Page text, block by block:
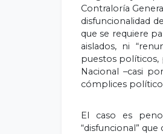
Contraloría
disfuncionalidad
que se requiere
aislados, ni
puestos políticos,
Nacional –casi
cómplices
El caso es
“disfuncional”